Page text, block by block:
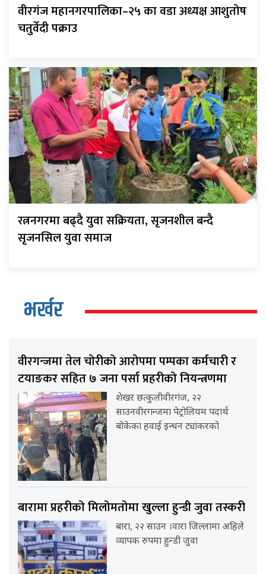
वीरगंज महानगरपालिका–२५ का वडा अध्यक्ष आशुतोष
चतुर्वेदी पक्राउ
रत्ननगरमा बढ्दै युवा सक्रियता, सृजनशील बन्दै
सृजनसिल युवा समाज
भर्खर
वीरगन्जमा तेल चोरीको आरोपमा पम्पका कर्मचारी र
टयाङकर सहित ७ जना पर्सा प्रहरीको नियन्त्रणमा
शेखर छत्कुलीवीरगंज, २२
साउनवीरगन्जमा पेट्रोलियम पदार्थ
बोकेका हवाई इन्धन ट्यांकरको
बारामा प्रहरीको मिलोमतोमा खुल्ला हुन्डी जुवा तस्करी
बारा, २२ साउन ।वारा जिल्लामा अहिले
व्यापक रुपमा हुन्डी जुवा